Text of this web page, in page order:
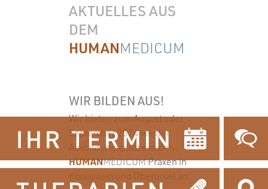
AKTUELLES AUS
DEM
HUMANMEDICUM
WIR BILDEN AUS!
Wir bieten zum August oder
September 2024 wieder
Ausbildungsplätze in den
HUMANMEDICUMPraxen in